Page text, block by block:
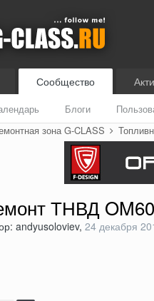
Сообщество
Блоги
зона G-CLASS
ТНВД
andyusoloviev, 24 декабря